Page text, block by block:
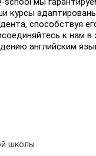
курсы
способствуя
к нам
английским
школы